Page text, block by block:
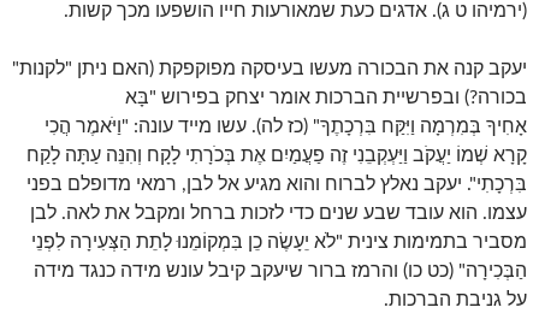
(ירמיהו ט ג). אדגים כעת שמאורעות חייו הושפעו מכך קשות.
יעקב קנה את הבכורה מעשו בעיסקה מפוקפקת (האם ניתן "לקנות"
בכורה?) ובפרשיית הברכות אומר יצחק בפירוש "בָּא
אָחִיךָ בְּמִרְמָה וַיִּקַּח בִּרְכָתֶךָ" (כז לה). עשו מייד עונה: "וַיֹּאמֶר הֲכִי
קָרָא שְׁמוֹ יַעֲקֹב וַיַּעְקְבֵנִי זֶה פַעֲמַיִם אֶת בְּכֹרָתִי לָקָח וְהִנֵּה עַתָּה לָקַח
בִּרְכָתִי". יעקב נאלץ לברוח והוא מגיע אל לבן, רמאי מדופלם בפני
עצמו. הוא עובד שבע שנים כדי לזכות ברחל ומקבל את לאה. לבן
מסביר בתמימות צינית "לֹא יֵעָשֶׂה כֵן בִּמְקוֹמֵנוּ לָתֵת הַצְּעִירָה לִפְנֵי
הַבְּכִירָה" (כט כו) והרמז ברור שיעקב קיבל עונש מידה כנגד מידה
על גניבת הברכות.